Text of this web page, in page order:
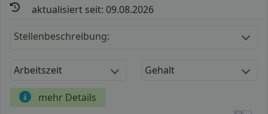
aktualisiert seit: 09.08.2026
Stellenbeschreibung:
Arbeitszeit Gehalt
mehr Details